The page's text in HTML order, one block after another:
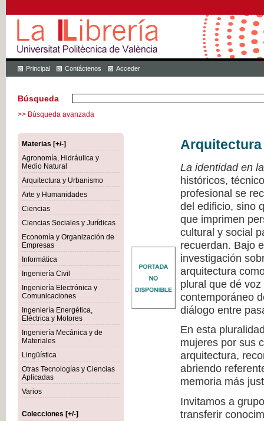
Principal Contáctenos Acceder
Búsqueda
>> Búsqueda avanzada
Materias [+/-]
Agronomía, Hidráulica y
Medio Natural
Arquitectura y Urbanismo
Arte y Humanidades
Ciencias
Ciencias Sociales y Jurídicas
Economía y Organización de
Empresas
Informática
Ingeniería Civil
Ingeniería Electrónica y
Comunicaciones
Ingeniería Energética,
Eléctrica y Motores
Ingeniería Mecánica y de
Materiales
Lingüística
Otras Tecnologías y Ciencias
Aplicadas
Varios
Colecciones [+/-]
La identidad en
históricos,
profesional se
del edificio, sino
que imprimen
cultural y social
recuerdan. Bajo
investigación
arquitectura
plural que dé
contemporáneo
diálogo entre
En esta
mujeres por sus
arquitectura,
abriendo
memoria más
Invitamos a
transferir